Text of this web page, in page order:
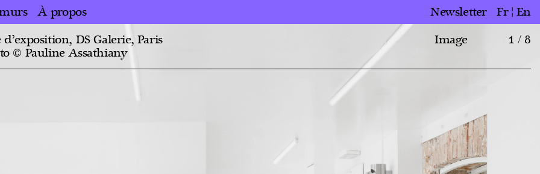
À propos Newsletter Fr En
d’exposition, DS Galerie, Paris
© Pauline Assathiany
Image 1 / 8